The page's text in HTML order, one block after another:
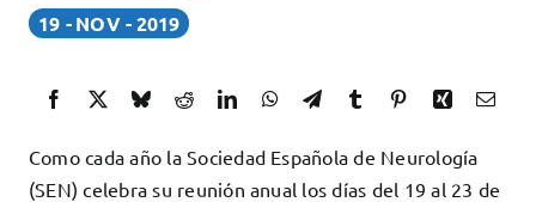
Acreditaciones
Docencia
Cómo colaborar
19 NOV 2019
Como cada año la Sociedad Española de Neurología
(SEN) celebra su reunión anual los días del 19 al 23 de